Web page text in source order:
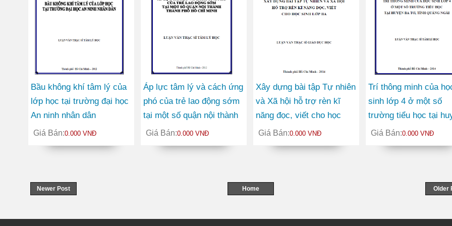
Bầu không khí tâm lý của
lớp học tại trường đại học
An ninh nhân dân
Giá Bán:0.000 VNĐ
Áp lực tâm lý và cách ứng
phó của trẻ lao động sớm
tại một số quận nội thành
thành phố Hồ Chí Minh
Giá Bán:0.000 VNĐ
Xây dựng bài tập Tự nhiên
và Xã hội hỗ trợ rèn kĩ
năng đọc, viết cho học
sinh lớp Ba
Giá Bán:0.000 VNĐ
Trí thông minh của
sinh lớp 4 ở một số
trường tiểu học tại
Ba Tơ tỉnh Quảng Ngãi
Giá Bán:0.000 VNĐ
Newer Post Older
Home